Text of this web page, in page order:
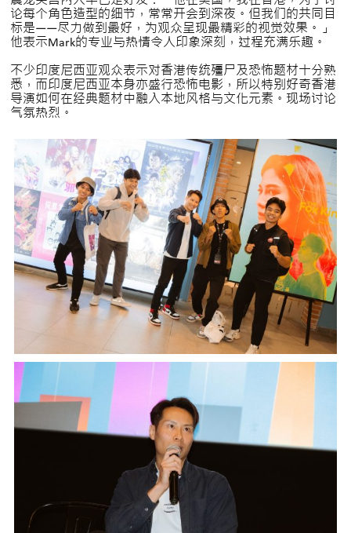
论每个角色造型的细节，常常开会到深夜。但我们的共同目
标是——尽力做到最好，为观众呈现最精彩的视觉效果。」
他表示Mark的专业与热情令人印象深刻，过程充满乐趣。
不少印度尼西亚观众表示对香港传统殭尸及恐怖题材十分熟
悉，而印度尼西亚本身亦盛行恐怖电影，所以特别好奇香港
导演如何在经典题材中融入本地风格与文化元素。现场讨论
气氛热烈。